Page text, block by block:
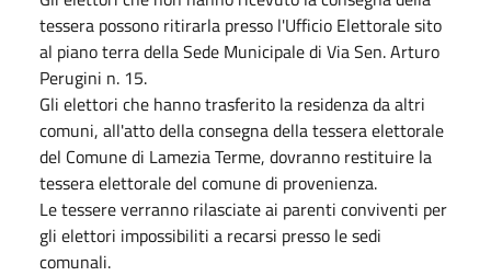
tessera possono ritirarla presso l'Ufficio Elettorale sito
al piano terra della Sede Municipale di Via Sen. Arturo
Perugini n. 15.
Gli elettori che hanno trasferito la residenza da altri
comuni, all'atto della consegna della tessera elettorale
del Comune di Lamezia Terme, dovranno restituire la
tessera elettorale del comune di provenienza.
Le tessere verranno rilasciate ai parenti conviventi per
gli elettori impossibiliti a recarsi presso le sedi
comunali.